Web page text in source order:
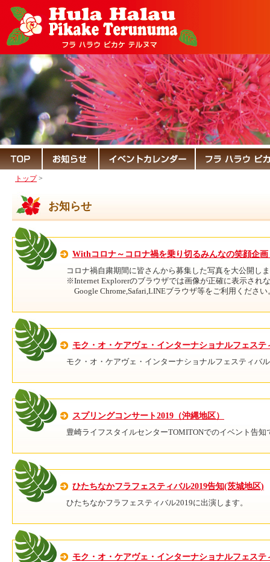
トップ>
お知らせ
Withコロナ～コロナ禍を乗り切るみんなの笑顔企画
コロナ禍自粛期間に皆さんから募集した写真を大公開し
※Internet Explorerのブラウザでは画像が正確に表示され
Google Chrome,Safari,LINEブラウザ等をご利用ください
モク・オ・ケアヴェ・インターナショナルフェステ
モク・オ・ケアヴェ・インターナショナルフェスティバ
スプリングコンサート2019（沖縄地区）
豊崎ライフスタイルセンターTOMITONでのイベント告知
ひたちなかフラフェスティバル2019告知(茨城地区)
ひたちなかフラフェスティバル2019に出演します。
モク・オ・ケアヴェ・インターナショナルフェステ